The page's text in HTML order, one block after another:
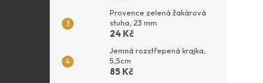
Provence zelená žakárová
stuha, 23 mm
24 Kč
Jemná rozstřepená krajka,
5,5cm
85 Kč